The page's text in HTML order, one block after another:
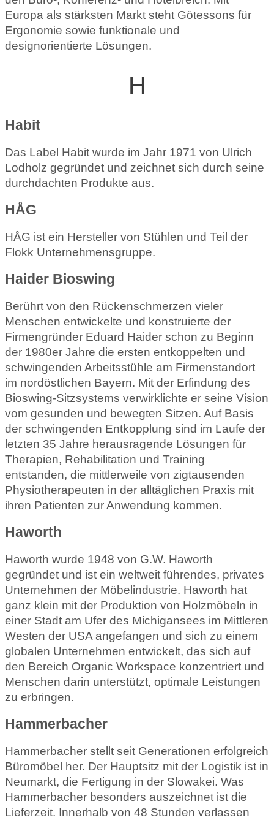
Europa als stärksten Markt steht Götessons für
Ergonomie sowie funktionale und
designorientierte Lösungen.
H
Habit
Das Label Habit wurde im Jahr 1971 von Ulrich
Lodholz gegründet und zeichnet sich durch seine
durchdachten Produkte aus.
HÅG
HÅG ist ein Hersteller von Stühlen und Teil der
Flokk Unternehmensgruppe.
Haider Bioswing
Berührt von den Rückenschmerzen vieler
Menschen entwickelte und konstruierte der
Firmengründer Eduard Haider schon zu Beginn
der 1980er Jahre die ersten entkoppelten und
schwingenden Arbeitsstühle am Firmenstandort
im nordöstlichen Bayern. Mit der Erfindung des
Bioswing-Sitzsystems verwirklichte er seine Vision
vom gesunden und bewegten Sitzen. Auf Basis
der schwingenden Entkopplung sind im Laufe der
letzten 35 Jahre herausragende Lösungen für
Therapien, Rehabilitation und Training
entstanden, die mittlerweile von zigtausenden
Physiotherapeuten in der alltäglichen Praxis mit
ihren Patienten zur Anwendung kommen.
Haworth
Haworth wurde 1948 von G.W. Haworth
gegründet und ist ein weltweit führendes, privates
Unternehmen der Möbelindustrie. Haworth hat
ganz klein mit der Produktion von Holzmöbeln in
einer Stadt am Ufer des Michigansees im Mittleren
Westen der USA angefangen und sich zu einem
globalen Unternehmen entwickelt, das sich auf
den Bereich Organic Workspace konzentriert und
Menschen darin unterstützt, optimale Leistungen
zu erbringen.
Hammerbacher
Hammerbacher stellt seit Generationen erfolgreich
Büromöbel her. Der Hauptsitz mit der Logistik ist in
Neumarkt, die Fertigung in der Slowakei. Was
Hammerbacher besonders auszeichnet ist die
Lieferzeit. Innerhalb von 48 Stunden verlassen